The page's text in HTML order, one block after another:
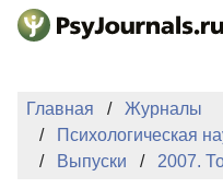
Перейти к основному
Главная
Журналы
Психологическая
Выпуски
2007.